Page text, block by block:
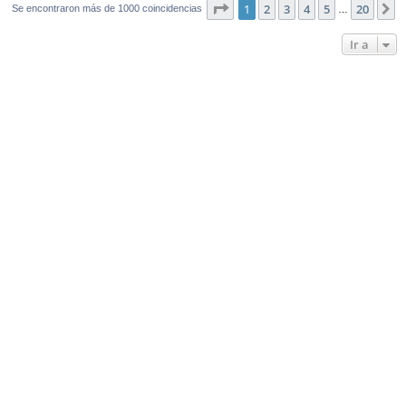
Se encontraron más de 1000 coincidencias Página de 20
1 2 3 4 5 20
Ir a